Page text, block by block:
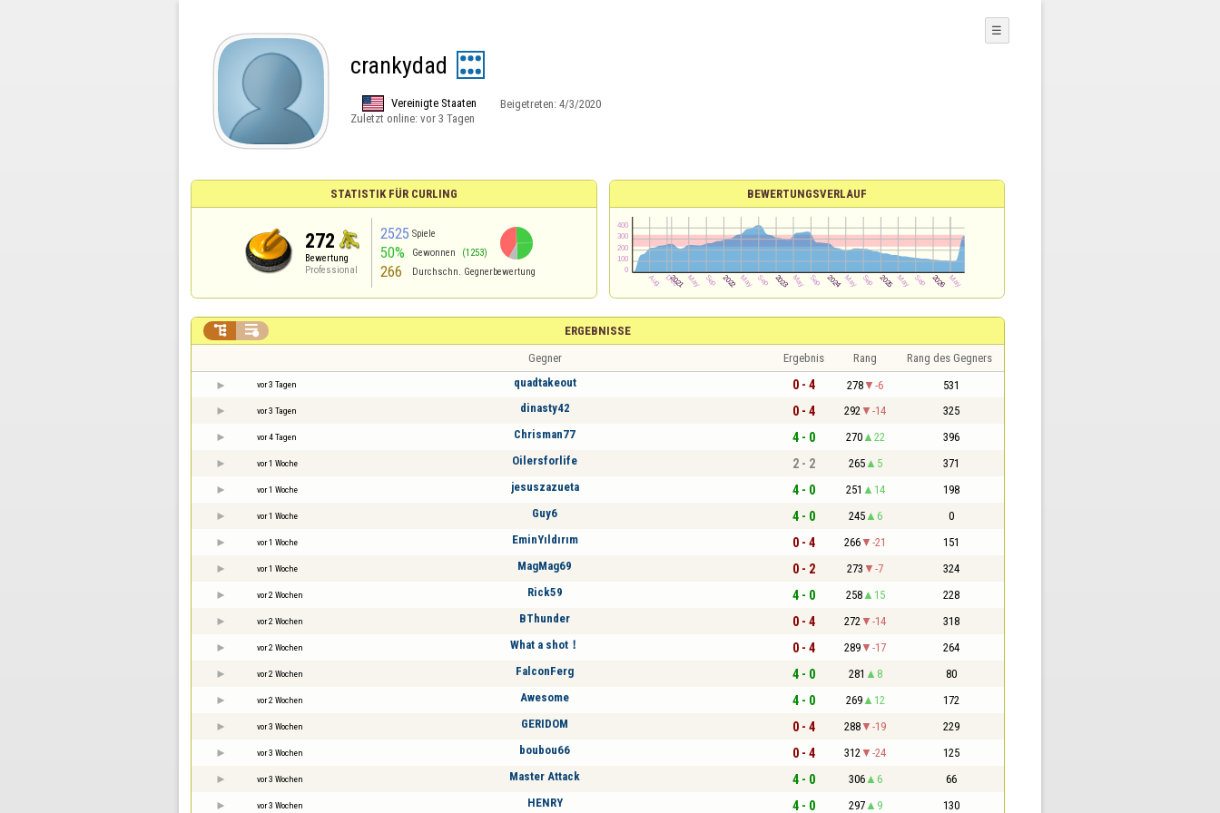
crankydad
Vereinigte Staaten Beigetreten: 4/3/2020
Zuletzt online: vor 3 Tagen
☰
STATISTIK FÜR CURLING
272
Bewertung
Professional
2525 Spiele
50% Gewonnen (1253)
266 Durchschn. Gegnerbewertung
BEWERTUNGSVERLAUF
ERGEBNISSE
 
Gegner Ergebnis Rang Rang des Gegners
vor 3 Tagen quadtakeout 0 - 4 278 -6 531
vor 3 Tagen dinasty42 0 - 4 292 -14 325
vor 4 Tagen Chrisman77 4 - 0 270 22 396
vor 1 Woche Oilersforlife 2 - 2 265 5 371
vor 1 Woche jesuszazueta 4 - 0 251 14 198
vor 1 Woche Guy6 4 - 0 245 6 0
vor 1 Woche EminYıldırım 0 - 4 266 -21 151
vor 1 Woche MagMag69 0 - 2 273 -7 324
vor 2 Wochen Rick59 4 - 0 258 15 228
vor 2 Wochen BThunder 0 - 4 272 -14 318
vor 2 Wochen What a shot！ 0 - 4 289 -17 264
vor 2 Wochen FalconFerg 4 - 0 281 8 80
vor 2 Wochen Awesome 4 - 0 269 12 172
vor 3 Wochen GERIDOM 0 - 4 288 -19 229
vor 3 Wochen boubou66 0 - 4 312 -24 125
vor 3 Wochen Master Attack 4 - 0 306 6 66
vor 3 Wochen HENRY 4 - 0 297 9 130